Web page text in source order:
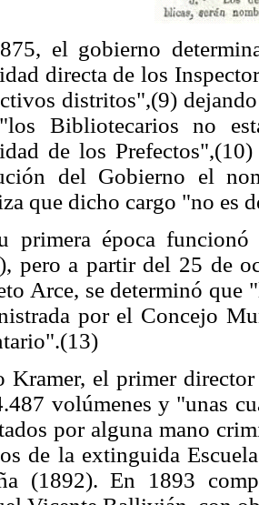
el gobierno
directa de los
distritos",(9)
Bibliotecarios no
de los
del Gobierno el
que dicho cargo "no es
primera época
pero a partir del 25 de
Arce, se determinó que
por el Concejo
Kramer, el primer
volúmenes y "unas
por alguna mano
de la extinguida
(1892). En 1893